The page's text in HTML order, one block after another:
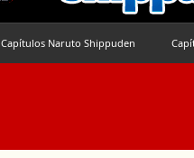
Capítulos Naruto Shippuden